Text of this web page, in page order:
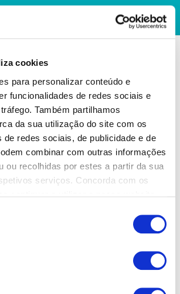
cookies
para personalizar conteúdo e
funcionalidades de redes sociais e
Também partilhamos
da sua utilização do site com os
de redes sociais, de publicidade e de
combinar com outras informações
ou recolhidas por estes a partir da sua
serviços. Concorda com os